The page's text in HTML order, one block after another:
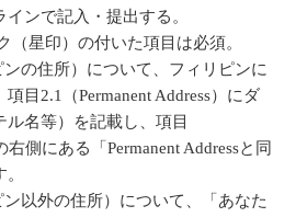
ンで記入・提出する。
（星印）の付いた項目は必須。
ンの住所）について、フィリピンに
目2.1（Permanent Address）にダ
名等）を記載し、項目
右側にある「Permanent Addressと同
ン以外の住所）について、「あなた